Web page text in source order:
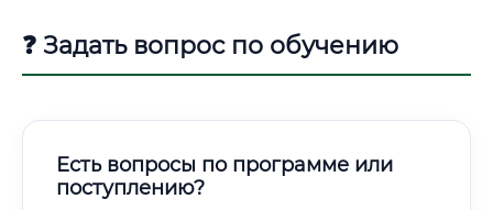
❓ Задать вопрос по обучению
Есть вопросы по программе или
поступлению?